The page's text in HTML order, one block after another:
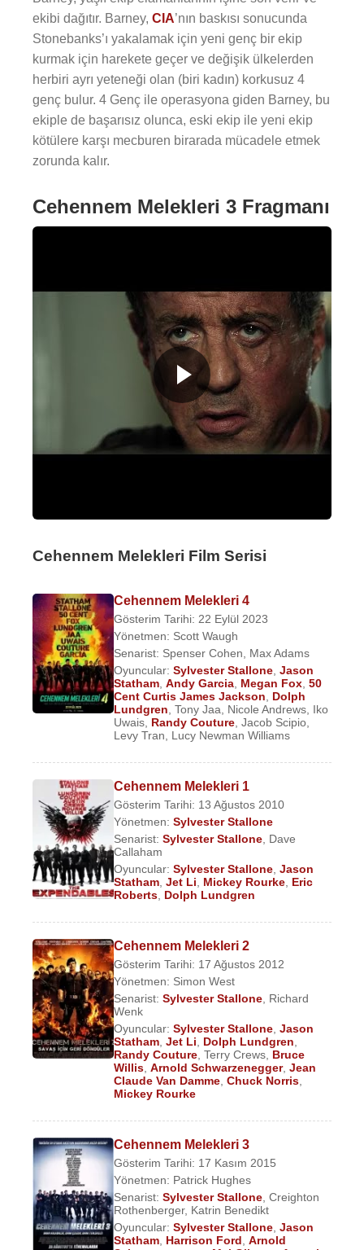
ekibi dağıtır. Barney, CIA’nın baskısı sonucunda
Stonebanks’ı yakalamak için yeni genç bir ekip
kurmak için harekete geçer ve değişik ülkelerden
herbiri ayrı yeteneği olan (biri kadın) korkusuz 4
genç bulur. 4 Genç ile operasyona giden Barney, bu
ekiple de başarısız olunca, eski ekip ile yeni ekip
kötülere karşı mecburen birarada mücadele etmek
zorunda kalır.
Cehennem Melekleri 3 Fragmanı
Cehennem Melekleri Film Serisi
Cehennem Melekleri 4
Gösterim Tarihi: 22 Eylül 2023
Yönetmen: Scott Waugh
Senarist: Spenser Cohen
Max Adams
Oyuncular: Sylvester Stallone Jason
Statham Andy Garcia Megan Fox 50
Cent Curtis James Jackson
Dolph
Lundgren Tony Jaa Nicole Andrews Iko
Uwais Randy Couture Jacob Scipio
Levy Tran
Lucy Newman Williams
Cehennem Melekleri 1
Gösterim Tarihi: 13 Ağustos 2010
Yönetmen: Sylvester Stallone
Senarist: Sylvester Stallone Dave
Callaham
Oyuncular: Sylvester Stallone Jason
Statham Jet Li Mickey Rourke Eric
Roberts Dolph Lundgren
Cehennem Melekleri 2
Gösterim Tarihi: 17 Ağustos 2012
Yönetmen: Simon West
Senarist: Sylvester Stallone Richard
Wenk
Oyuncular: Sylvester Stallone Jason
Statham Jet Li Dolph Lundgren
Randy Couture Terry Crews Bruce
Willis Arnold Schwarzenegger, Jean
Claude Van Damme Chuck Norris
Mickey Rourke
Cehennem Melekleri 3
Gösterim Tarihi: 17 Kasım 2015
Yönetmen: Patrick Hughes
Senarist: Sylvester Stallone Creighton
Rothenberger, Katrin Benedikt
Oyuncular: Sylvester Stallone Jason
Statham Harrison Ford Arnold